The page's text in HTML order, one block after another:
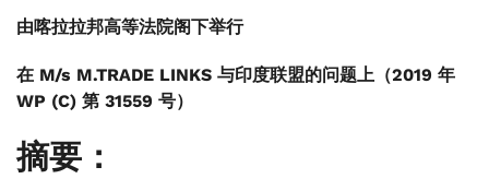
. 7。结论：
.
由喀拉拉邦高等法院阁下举行
在 M/s M.TRADE LINKS 与印度联盟的问题上（2019 年
WP (C) 第 31559 号）
摘要：